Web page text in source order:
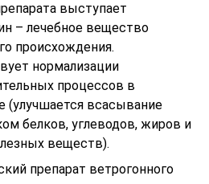
выступает
– лечебное вещество
происхождения.
нормализации
процессов в
(улучшается всасывание
белков, углеводов, жиров и
веществ).
препарат ветрогонного